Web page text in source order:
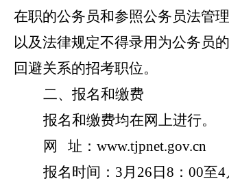
在职的公务员和参照公务员法管
以及法律规定不得录用为公务员
回避关系的招考职位。
二、报名和缴费
报名和缴费均在网上进行。
网
址： www.tjpnet.gov.cn
报名时间： 3月26日8：00至